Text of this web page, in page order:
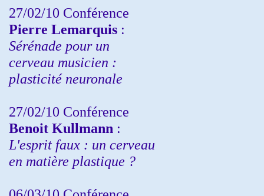
27/02/10 Conférence
Pierre Lemarquis :
Sérénade pour un
cerveau musicien :
plasticité neuronale
27/02/10 Conférence
Benoit Kullmann :
L'esprit faux : un cerveau
en matière plastique ?